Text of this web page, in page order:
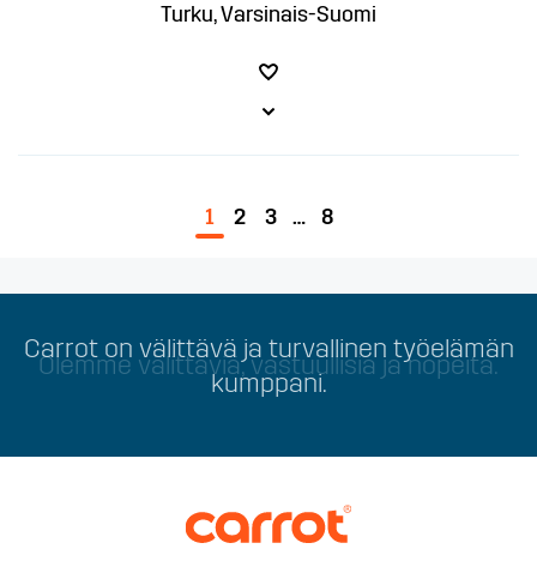
Turku, Varsinais-Suomi
1 2 3 … 8
Carrot on välittävä ja turvallinen työelämän
kumppani.
Olemme välittäviä, vastuullisia ja nopeita.